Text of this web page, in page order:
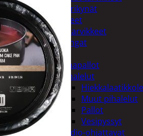
Värikynät
Harrasteet
Käsityötarvikkeet
Langat
Lelut
Ilmapallot
Pihalelut
Muut pihalelut
Pallot
Vesipyssyt
Radio-ohjattavat